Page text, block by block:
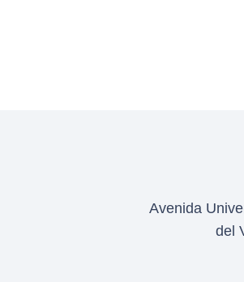
Avenida
del